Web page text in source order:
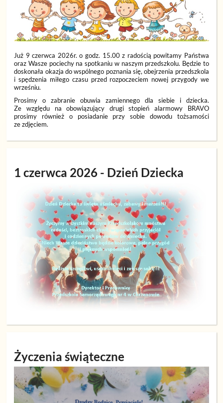
Już 9 czerwca 2026r. o godz. 15.00 z radością powitamy Państwa
oraz Wasze pociechy na spotkaniu w naszym przedszkolu. Będzie to
doskonała okazja do wspólnego poznania się, obejrzenia przedszkola
i spędzenia miłego czasu przed rozpoczeciem nowej przygody we
wrześniu.
Prosimy o zabranie obuwia zamiennego dla siebie i dziecka.
Ze względu na obowiązujący drugi stopień alarmowy BRAVO
prosimy również o posiadanie przy sobie dowodu tożsamości
ze zdjęciem.
1 czerwca 2026 - Dzień Dziecka
Życzenia świąteczne